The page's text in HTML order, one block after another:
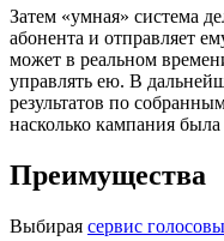
Затем «умная» система
абонента и отправляет
может в реальном
управлять ею. В
результатов по
насколько кампания
Преимущества
Выбирая сервис